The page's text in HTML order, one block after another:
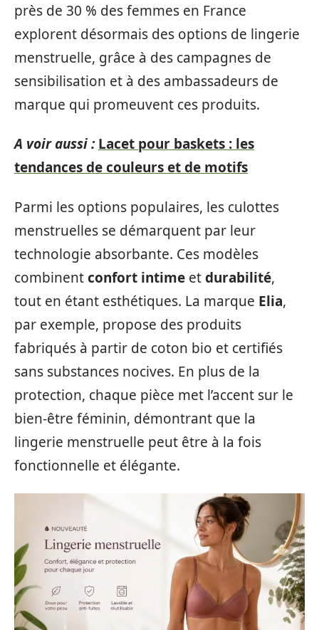
près de 30 % des femmes en France
explorent désormais des options de lingerie
menstruelle, grâce à des campagnes de
sensibilisation et à des ambassadeurs de
marque qui promeuvent ces produits.
A voir aussi : Lacet pour baskets : les
tendances de couleurs et de motifs
Parmi les options populaires, les culottes
menstruelles se démarquent par leur
technologie absorbante. Ces modèles
combinentconfort intime etdurabilité,
tout en étant esthétiques. La marque Elia,
par exemple, propose des produits
fabriqués à partir de coton bio et certifiés
sans substances nocives. En plus de la
protection, chaque pièce met l’accent sur le
bien-être féminin, démontrant que la
lingerie menstruelle peut être à la fois
fonctionnelle et élégante.